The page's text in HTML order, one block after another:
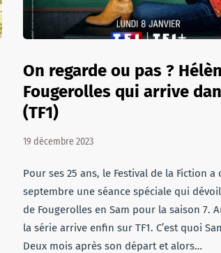
On regarde ou pas ?
Fougerolles qui arrive
(TF1)
19 décembre 2023
Pour ses 25 ans, le Festival de la Fiction a
septembre une séance spéciale qui
de Fougerolles en Sam pour la saison 7.
la série arrive enfin sur TF1. C’est quoi
Deux mois après son départ et alors…